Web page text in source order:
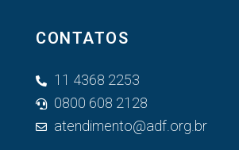
CONTATOS
11 4368 2253
0800 608 2128
atendimento@adf.org.br